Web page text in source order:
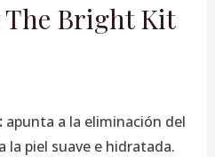
Bright Kit
apunta a la eliminación del
piel suave e hidratada.